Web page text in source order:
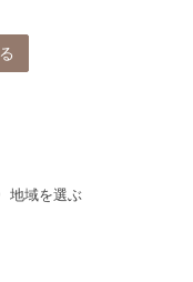
地域を選ぶ